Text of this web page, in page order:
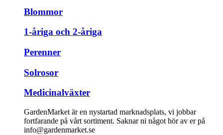
Blommor
1-åriga och 2-åriga
Perenner
Solrosor
Medicinalväxter
GardenMarket är en nystartad marknadsplats, vi jobbar
fortfarande på vårt sortiment. Saknar ni något hör av er på
info@gardenmarket.se